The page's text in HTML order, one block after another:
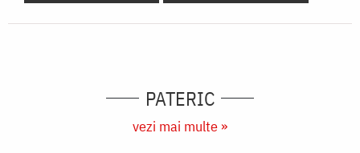
PATERIC
vezi mai multe »